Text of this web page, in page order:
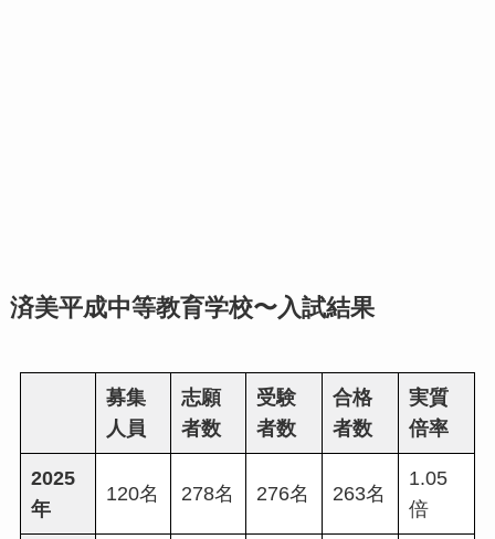
済美平成中等教育学校〜入試結果
募集
人員
志願
者数
受験
者数
合格
者数
実質
倍率
2025
年
120名 278名 276名 263名
1.05
倍